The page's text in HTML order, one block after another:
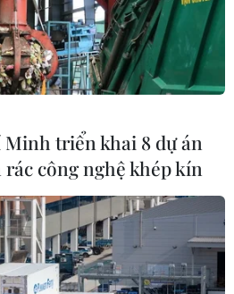
danh sách 10 nước xả
giới
triển khai 8 dự án
công nghệ khép kín